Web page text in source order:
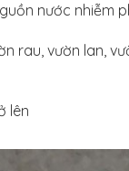
nước nhiễm
rau, vườn lan,
lên